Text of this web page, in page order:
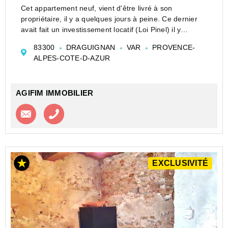
Cet appartement neuf, vient d'être livré à son
propriétaire, il y a quelques jours à peine. Ce dernier
avait fait un investissement locatif (Loi Pinel) il y
l'appartement.
Idéalement situé à proximit...
83300 DRAGUIGNAN VAR
PROVENCE-
ALPES-COTE-D-AZUR
AGIFIM IMMOBILIER
Contacter l'agence
EXCLUSIVITÉ